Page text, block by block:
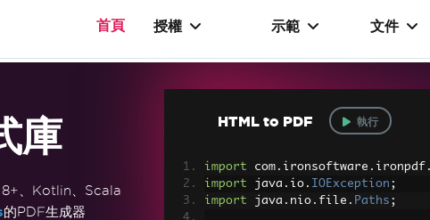
首頁 授權 示範 文件
庫
、Kotlin、Scala
的PDF生成器
HTML to PDF 執行
import com . ironsoftware . ironpdf
import java . io . IOException ;
import java . nio . file . Paths ;